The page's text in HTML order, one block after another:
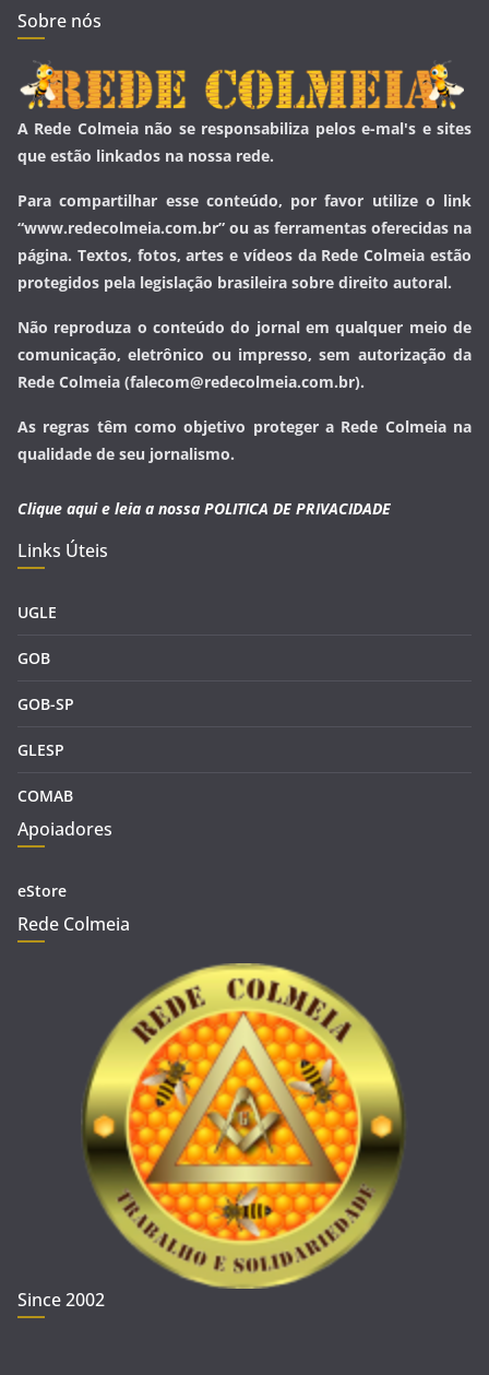
Sobre nós
A Rede Colmeia não se responsabiliza pelos e-mal's e sites
que estão linkados na nossa rede.
Para compartilhar esse conteúdo, por favor utilize o link
“www.redecolmeia.com.br” ou as ferramentas oferecidas na
página. Textos, fotos, artes e vídeos da Rede Colmeia estão
protegidos pela legislação brasileira sobre direito autoral.
Não reproduza o conteúdo do jornal em qualquer meio de
comunicação, eletrônico ou impresso, sem autorização da
Rede Colmeia (falecom@redecolmeia.com.br).
As regras têm como objetivo proteger a Rede Colmeia na
qualidade de seu jornalismo.
Clique aqui e leia a nossa POLITICA DE PRIVACIDADE
Links Úteis
UGLE
GOB
GOB-SP
GLESP
COMAB
Apoiadores
eStore
Rede Colmeia
Since 2002